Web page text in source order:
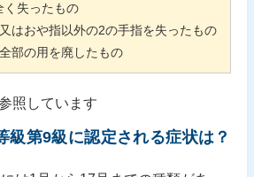
く失ったもの
はおや指以外の2の手指を失ったもの
部の用を廃したもの
照しています
級第9級に認定される症状は？